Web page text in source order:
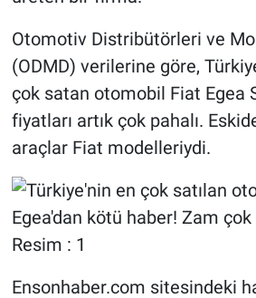
Otomotiv Distribütörleri ve
(ODMD) verilerine göre,
çok satan otomobil Fiat Egea
fiyatları artık çok pahalı.
araçlar Fiat modelleriydi.
Ensonhaber.com sitesindeki